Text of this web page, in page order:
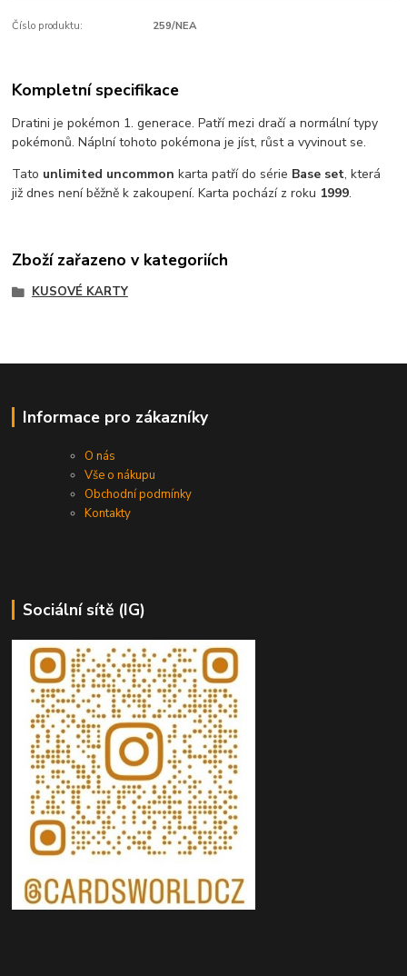
Číslo produktu: 259/NEA
Kompletní specifikace
Dratini je pokémon 1. generace. Patří mezi dračí a normální typy
pokémonů. Náplní tohoto pokémona je jíst, růst a vyvinout se.
Tato unlimited uncommon karta patří do série Base set, která
již dnes není běžně k zakoupení. Karta pochází z roku 1999.
Zboží zařazeno v kategoriích
KUSOVÉ KARTY
Informace pro zákazníky
O nás
Vše o nákupu
Obchodní podmínky
Kontakty
Sociální sítě (IG)